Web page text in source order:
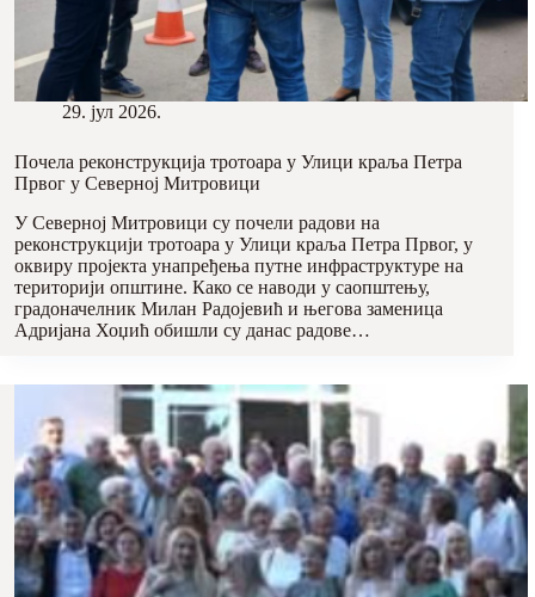
29. јул 2026.
Почела реконструкција тротоара у Улици краља Петра
Првог у Северној Митровици
У Северној Митровици су почели радови на
реконструкцији тротоара у Улици краља Петра Првог, у
оквиру пројекта унапређења путне инфраструктуре на
територији општине. Како се наводи у саопштењу,
градоначелник Милан Радојевић и његова заменица
Адријана Хоџић обишли су данас радове…